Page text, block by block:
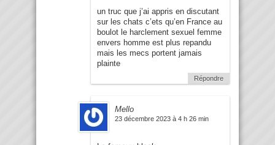
un truc que j’ai appris en discutant
sur les chats c’ets qu’en France au
boulot le harclement sexuel femme
envers homme est plus repandu
mais les mecs portent jamais
plainte
Répondre
Mello
23 décembre 2023 à 4 h 26 min